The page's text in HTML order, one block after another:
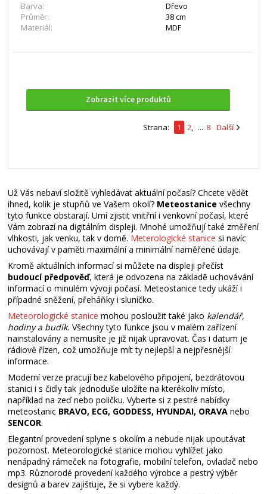
Barva:
Dřevo
Průměr:
38 cm
Materiál:
MDF
Zobrazit více produktů
Strana: 1 2, ... 8 Další
Už Vás nebaví složitě vyhledávat aktuální počasí? Chcete vědět
ihned, kolik je stupňů ve Vašem okolí? Meteostanice všechny
tyto funkce obstarají. Umí zjistit vnitřní i venkovní počasí, které
Vám zobrazí na digitálním displeji. Mnohé umožňují také změření
vlhkosti, jak venku, tak v domě. Meterologické stanice si navíc
uchovávají v paměti maximální a minimální naměřené údaje.
Kromě aktuálních informací si můžete na displeji přečíst
budoucí předpověď, která je odvozena na základě uchovávání
informací o minulém vývoji počasí. Meteostanice tedy ukáží i
případné sněžení, přeháňky i sluníčko.
Meteorologické stanice mohou posloužit také jako kalendář,
hodiny a budík. Všechny tyto funkce jsou v malém zařízení
nainstalovány a nemusíte je již nijak upravovat. Čas i datum je
rádiově řízen, což umožňuje mít ty nejlepší a nejpřesnější
informace.
Moderní verze pracují bez kabelového připojení, bezdrátovou
stanici i s čidly tak jednoduše uložíte na kterékoliv místo,
například na zeď nebo poličku. Vyberte si z pestré nabídky
meteostanic BRAVO, ECG, GODDESS, HYUNDAI, ORAVA nebo
SENCOR.
Elegantní provedení splyne s okolím a nebude nijak upoutávat
pozornost. Meteorologické stanice mohou vyhlížet jako
nenápadný rámeček na fotografie, mobilní telefon, ovladač nebo
mp3. Různorodé provedení každého výrobce a pestrý výběr
designů a barev zajišťuje, že si vybere každý.